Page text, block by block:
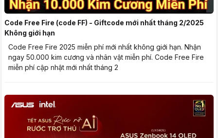
Code Free Fire (code FF) - Giftcode mới nhất tháng 2/2025
Không giới hạn
Code Free Fire 2025 miễn phí mới nhất không giới hạn. Nhận
ngay 50.000 kim cương và nhân vật miễn phí. Code Free Fire
miễn phí cập nhật mới nhất tháng 2